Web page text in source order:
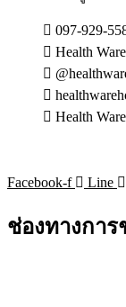
097-929-
Health
Health
Facebook-f Line
ช่องทางการ